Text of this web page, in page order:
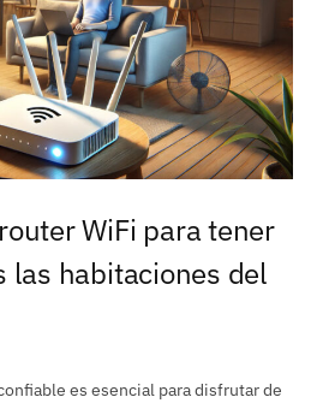
WiFi para tener
las habitaciones del
es esencial para disfrutar de